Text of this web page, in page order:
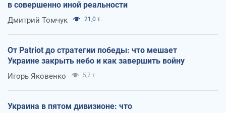
в совершенно иной реальности
Дмитрий Томчук 21,0 т.
От Patriot до стратегии победы: что мешает
Украине закрыть небо и как завершить войну
Игорь Яковенко 5,7 т.
Украина в пятом дивизионе: что